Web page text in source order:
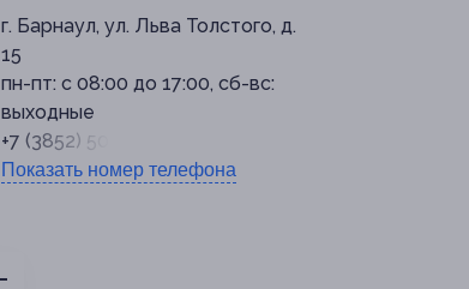
г. Барнаул, ул. Льва Толстого, д.
15
пн-пт: с 08:00 до 17:00, сб-вс:
выходные
+7 (3852) 50-17-18
Показать номер телефона